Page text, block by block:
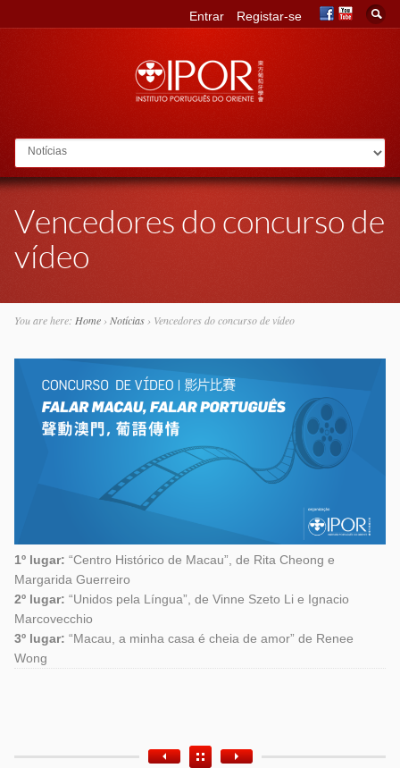
Go to:
Entrar Registar-se
Vencedores do concurso de
vídeo
You are here: Home› Notícias› Vencedores do concurso de vídeo
1º lugar: “Centro Histórico de Macau”, de Rita Cheong e
Margarida Guerreiro
2º lugar: “Unidos pela Língua”, de Vinne Szeto Li e Ignacio
Marcovecchio
3º lugar: “Macau, a minha casa é cheia de amor” de Renee
Wong